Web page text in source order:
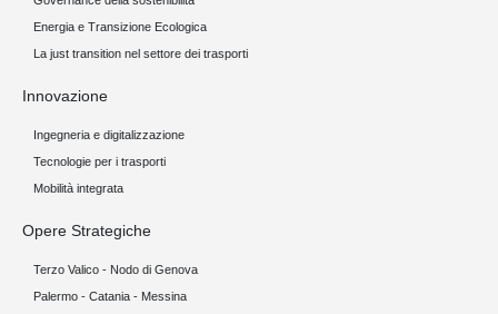
Energia e Transizione Ecologica
La just transition nel settore dei trasporti
Innovazione
Ingegneria e digitalizzazione
Tecnologie per i trasporti
Mobilità integrata
Opere Strategiche
Terzo Valico - Nodo di Genova
Palermo - Catania - Messina